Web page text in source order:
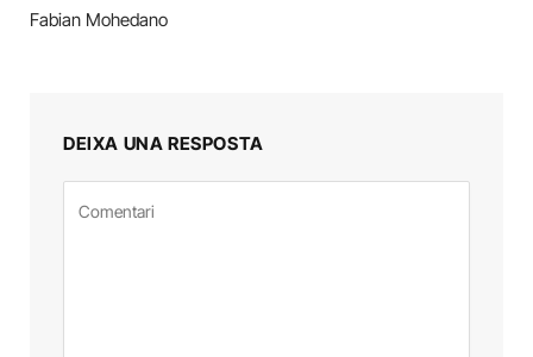
Fabian Mohedano
DEIXA UNA RESPOSTA